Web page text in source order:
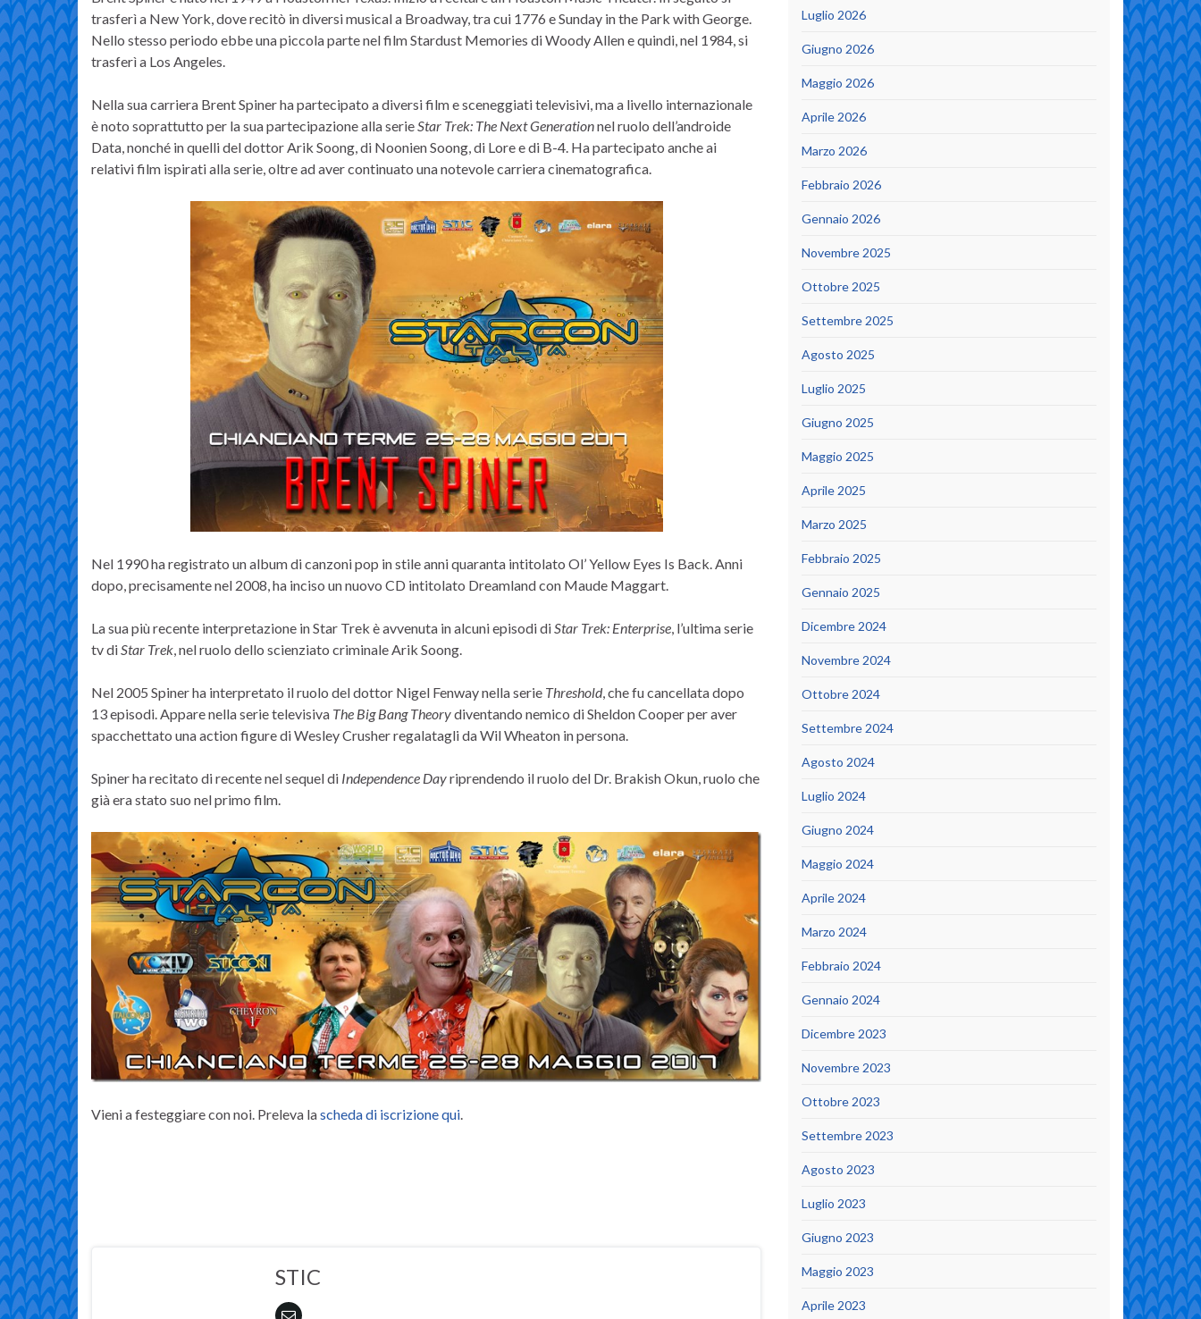
trasferì a New York, dove recitò in diversi musical a Broadway, tra cui 1776 e Sunday in the Park with George.
Nello stesso periodo ebbe una piccola parte nel film Stardust Memories di Woody Allen e quindi, nel 1984, si
trasferì a Los Angeles.
Nella sua carriera Brent Spiner ha partecipato a diversi film e sceneggiati televisivi, ma a livello internazionale
è noto soprattutto per la sua partecipazione alla serie Star Trek: The Next Generationnel ruolo dell’androide
Data, nonché in quelli del dottor Arik Soong, di Noonien Soong, di Lore e di B-4. Ha partecipato anche ai
relativi film ispirati alla serie, oltre ad aver continuato una notevole carriera cinematografica.
Nel 1990 ha registrato un album di canzoni pop in stile anni quaranta intitolato Ol’ Yellow Eyes Is Back. Anni
dopo, precisamente nel 2008, ha inciso un nuovo CD intitolato Dreamland con Maude Maggart.
La sua più recente interpretazione in Star Trek è avvenuta in alcuni episodi diStar Trek: Enterprise, l’ultima serie
tv diStar Trek, nel ruolo dello scienziato criminale Arik Soong.
Nel 2005 Spiner ha interpretato il ruolo del dottor Nigel Fenway nella serie Threshold, che fu cancellata dopo
13 episodi. Appare nella serie televisiva The Big Bang Theorydiventando nemico di Sheldon Cooper per aver
spacchettato una action figure di Wesley Crusher regalatagli da Wil Wheaton in persona.
Spiner ha recitato di recente nel sequel di Independence Dayriprendendo il ruolo del Dr. Brakish Okun, ruolo che
già era stato suo nel primo film.
Vieni a festeggiare con noi. Preleva lascheda di iscrizione qui.
STIC
Luglio 2026
Giugno 2026
Maggio 2026
Aprile 2026
Marzo 2026
Febbraio 2026
Gennaio 2026
Novembre 2025
Ottobre 2025
Settembre 2025
Agosto 2025
Luglio 2025
Giugno 2025
Maggio 2025
Aprile 2025
Marzo 2025
Febbraio 2025
Gennaio 2025
Dicembre 2024
Novembre 2024
Ottobre 2024
Settembre 2024
Agosto 2024
Luglio 2024
Giugno 2024
Maggio 2024
Aprile 2024
Marzo 2024
Febbraio 2024
Gennaio 2024
Dicembre 2023
Novembre 2023
Ottobre 2023
Settembre 2023
Agosto 2023
Luglio 2023
Giugno 2023
Maggio 2023
Aprile 2023